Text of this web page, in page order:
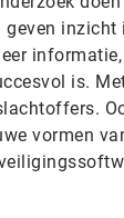
inzicht
is.
vormen